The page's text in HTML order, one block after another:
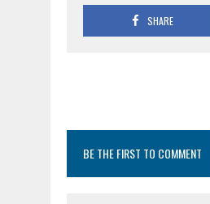
SHARE
BE THE FIRST TO COMMENT